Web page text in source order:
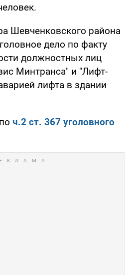
Шевченковского района
дело по факту
должностных лиц
Минтранса" и "Лифт-
лифта в здании
ч.2 ст. 367 уголовного